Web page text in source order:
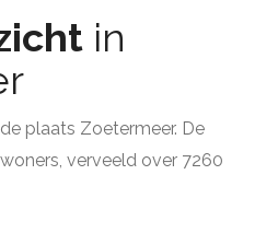
in
plaats Zoetermeer. De
verveeld over 7260